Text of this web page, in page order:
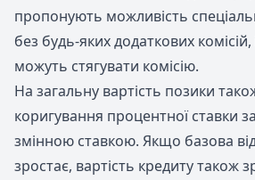
пропонують можливість
без будь-яких додаткових
можуть стягувати комісію.
На загальну вартість позики
коригування процентної ставки
змінною ставкою. Якщо базова
зростає, вартість кредиту також